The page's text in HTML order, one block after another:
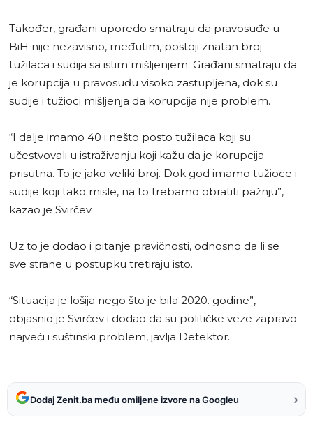
Također, građani uporedo smatraju da pravosuđe u
BiH nije nezavisno, međutim, postoji znatan broj
tužilaca i sudija sa istim mišljenjem. Građani smatraju da
je korupcija u pravosuđu visoko zastupljena, dok su
sudije i tužioci mišljenja da korupcija nije problem.
“I dalje imamo 40 i nešto posto tužilaca koji su
učestvovali u istraživanju koji kažu da je korupcija
prisutna. To je jako veliki broj. Dok god imamo tužioce i
sudije koji tako misle, na to trebamo obratiti pažnju”,
kazao je Svirčev.
Uz to je dodao i pitanje pravičnosti, odnosno da li se
sve strane u postupku tretiraju isto.
“Situacija je lošija nego što je bila 2020. godine”,
objasnio je Svirčev i dodao da su političke veze zapravo
najveći i suštinski problem, javlja Detektor.
Dodaj Zenit.ba među omiljene izvore na Googleu ›